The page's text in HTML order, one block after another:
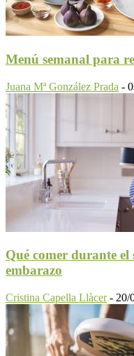
Menú semanal para
Juana Mª González Prada -
Qué comer durante el
embarazo
Cristina Capella Llàcer - 20/